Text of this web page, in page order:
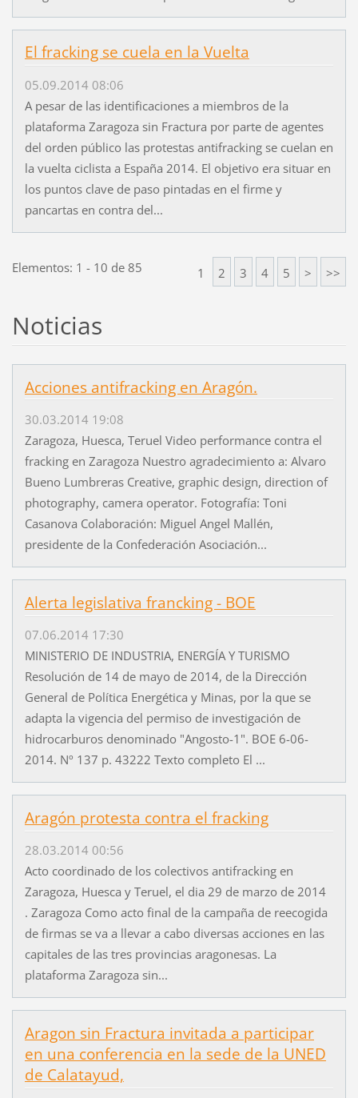
El fracking se cuela en la Vuelta
05.09.2014 08:06
A pesar de las identificaciones a miembros de la
plataforma Zaragoza sin Fractura por parte de agentes
del orden público las protestas antifracking se cuelan en
la vuelta ciclista a España 2014. El objetivo era situar en
los puntos clave de paso pintadas en el firme y
pancartas en contra del...
Elementos: 1 - 10 de 85 1 2 3 4 5 > >>
Noticias
Acciones antifracking en Aragón.
30.03.2014 19:08
Zaragoza, Huesca, Teruel Video performance contra el
fracking en Zaragoza Nuestro agradecimiento a: Alvaro
Bueno Lumbreras Creative, graphic design, direction of
photography, camera operator. Fotografía: Toni
Casanova Colaboración: Miguel Angel Mallén,
presidente de la Confederación Asociación...
Alerta legislativa francking - BOE
07.06.2014 17:30
MINISTERIO DE INDUSTRIA, ENERGÍA Y TURISMO
Resolución de 14 de mayo de 2014, de la Dirección
General de Política Energética y Minas, por la que se
adapta la vigencia del permiso de investigación de
hidrocarburos denominado "Angosto-1". BOE 6-06-
2014. Nº 137 p. 43222 Texto completo El ...
Aragón protesta contra el fracking
28.03.2014 00:56
Acto coordinado de los colectivos antifracking en
Zaragoza, Huesca y Teruel, el dia 29 de marzo de 2014
. Zaragoza Como acto final de la campaña de reecogida
de firmas se va a llevar a cabo diversas acciones en las
capitales de las tres provincias aragonesas. La
plataforma Zaragoza sin...
Aragon sin Fractura invitada a participar
en una conferencia en la sede de la UNED
de Calatayud,